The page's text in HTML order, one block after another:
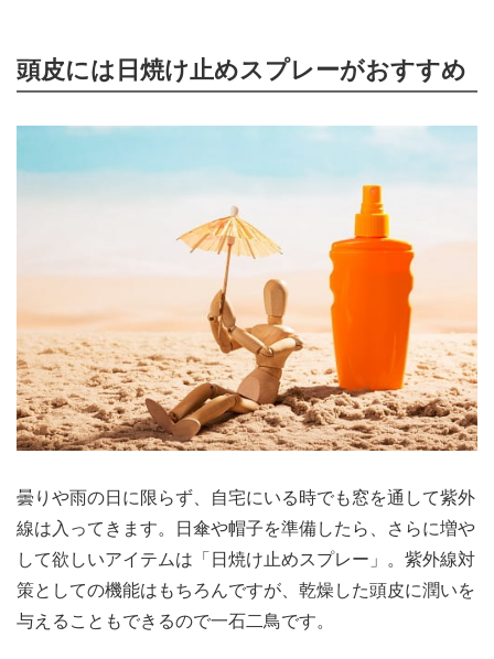
頭皮には日焼け止めスプレーがおすすめ
曇りや雨の日に限らず、自宅にいる時でも窓を通して紫外
線は入ってきます。日傘や帽子を準備したら、さらに増や
して欲しいアイテムは「日焼け止めスプレー」。紫外線対
策としての機能はもちろんですが、乾燥した頭皮に潤いを
与えることもできるので一石二鳥です。